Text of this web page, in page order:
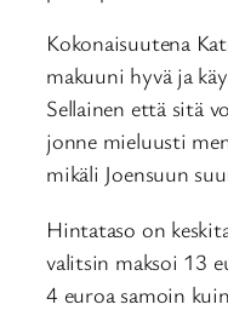
Kokonaisuutena
makuuni hyvä ja
Sellainen että sitä
jonne mieluusti
mikäli Joensuun
Hintataso on
valitsin maksoi 13
4 euroa samoin